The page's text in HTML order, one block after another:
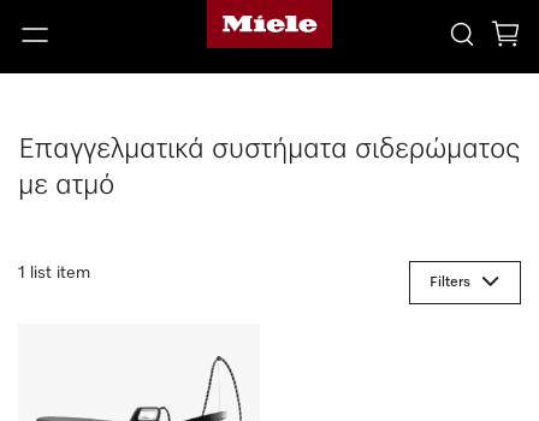
Επαγγελματικά συστήματα σιδερώματος
με ατμό
1 list item
Filters